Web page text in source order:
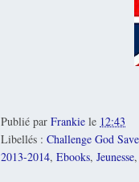
Publié par Frankie le 12:43
Libellés : Challenge God
2013-2014, Ebooks, Jeunesse,